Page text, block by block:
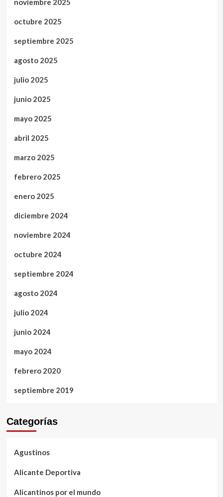
noviembre 2025
octubre 2025
septiembre 2025
agosto 2025
julio 2025
junio 2025
mayo 2025
abril 2025
marzo 2025
febrero 2025
enero 2025
diciembre 2024
noviembre 2024
octubre 2024
septiembre 2024
agosto 2024
julio 2024
junio 2024
mayo 2024
febrero 2020
septiembre 2019
Categorías
Agustinos
Alicante Deportiva
Alicantinos por el mundo